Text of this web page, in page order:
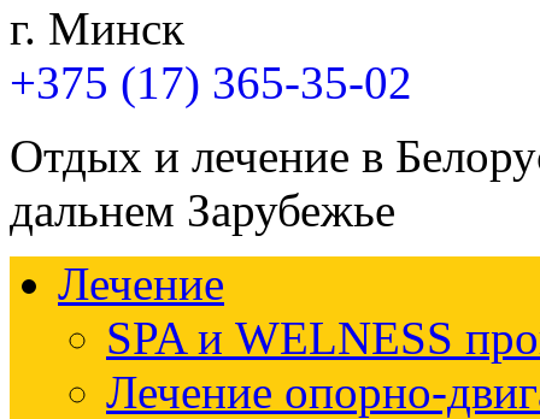
г. Минск
+375 (17) 365-35-02
Отдых и лечение в
дальнем Зарубежье
Лечение
SPA и WELNESS
Лечение опорно-